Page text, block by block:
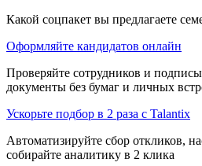
Какой соцпакет вы предлагаете
Оформляйте кандидатов онлайн
Проверяйте сотрудников и
документы без бумаг и личных
Ускорьте подбор в 2 раза с Talantix
Автоматизируйте сбор откликов,
собирайте аналитику в 2 клика